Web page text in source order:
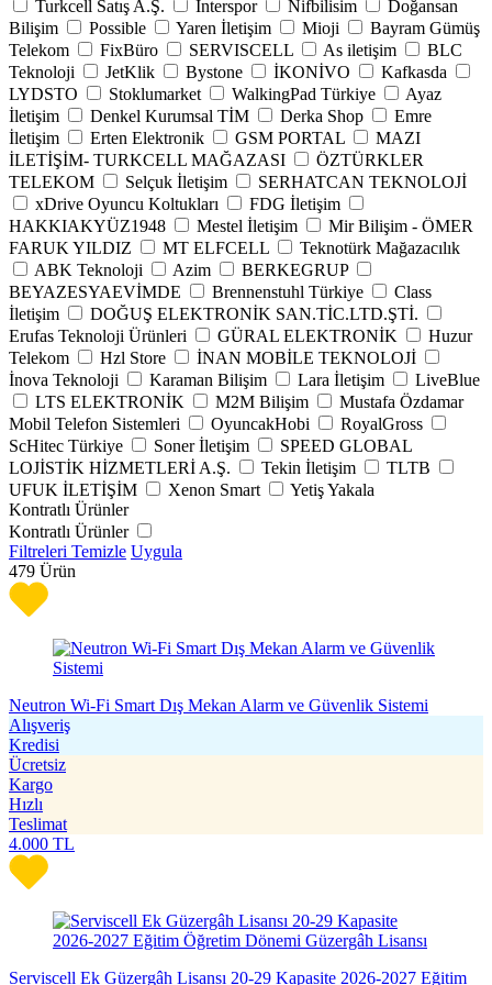
Turkcell Satış A.Ş. Interspor Nifbilisim
Doğansan
Bilişim
Possible Yaren İletişim Mioji
Bayram Gümüş
Telekom
FixBüro SERVISCELL As iletişim
BLC
Teknoloji
JetKlik Bystone İKONİVO
Kafkasda
LYDSTO
Stoklumarket WalkingPad Türkiye
Ayaz
İletişim
Denkel Kurumsal TİM Derka Shop
Emre
İletişim
Erten Elektronik GSM PORTAL
MAZI
İLETİŞİM- TURKCELL MAĞAZASI
ÖZTÜRKLER
TELEKOM
Selçuk İletişim
SERHATCAN TEKNOLOJİ
xDrive Oyuncu Koltukları
FDG İletişim
HAKKIAKYÜZ1948
Mestel İletişim
Mir Bilişim - ÖMER
FARUK YILDIZ
MT ELFCELL
Teknotürk Mağazacılık
ABK Teknoloji
Azim
BERKEGRUP
BEYAZESYAEVİMDE
Brennenstuhl Türkiye
Class
İletişim
DOĞUŞ ELEKTRONİK SAN.TİC.LTD.ŞTİ.
Erufas Teknoloji Ürünleri
GÜRAL ELEKTRONİK
Huzur
Telekom
Hzl Store
İNAN MOBİLE TEKNOLOJİ
İnova Teknoloji
Karaman Bilişim Lara İletişim
LiveBlue
LTS ELEKTRONİK
M2M Bilişim
Mustafa Özdamar
Mobil Telefon Sistemleri
OyuncakHobi
RoyalGross
ScHitec Türkiye
Soner İletişim
SPEED GLOBAL
LOJİSTİK HİZMETLERİ A.Ş.
Tekin İletişim
TLTB
UFUK İLETİŞİM
Xenon Smart
Yetiş Yakala
Kontratlı Ürünler
Kontratlı Ürünler
Filtreleri Temizle Uygula
479 Ürün
Neutron Wi-Fi Smart Dış Mekan Alarm ve Güvenlik Sistemi
Alışveriş
Kredisi
Ücretsiz
Kargo
Hızlı
Teslimat
4.000 TL
Serviscell Ek Güzergâh Lisansı 20-29 Kapasite 2026-2027 Eğitim